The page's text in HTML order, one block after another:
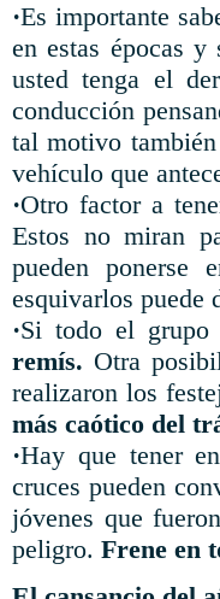
·Es importante
en estas épocas
usted tenga el
conducción
tal motivo
vehículo que
·Otro factor a
Estos no miran
pueden ponerse
esquivarlos puede
·Si todo el
remís. Otra
realizaron los
más caótico del
·Hay que tener
cruces pueden
jóvenes que
peligro. Frene en